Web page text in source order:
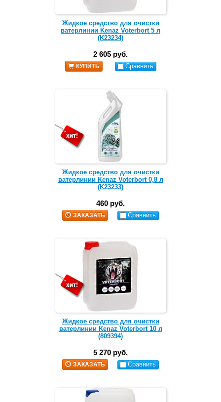
Жидкое средство для очистки
ватерлинии Kenaz Voterbort 5 л
(K23234)
2 605 руб.
КУПИТЬ Сравнить
Жидкое средство для очистки
ватерлинии Kenaz Voterbort 0,8 л
(K23233)
460 руб.
ЗАКАЗАТЬ Сравнить
Жидкое средство для очистки
ватерлинии Kenaz Voterbort 10 л
(809394)
5 270 руб.
ЗАКАЗАТЬ Сравнить